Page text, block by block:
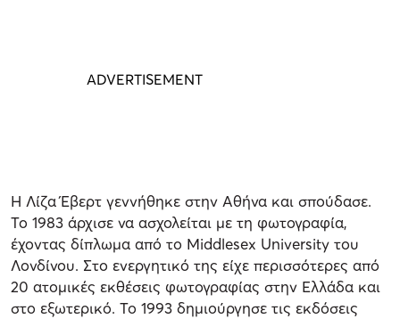
Η Λίζα Έβερτ γεννήθηκε στην Αθήνα και σπούδασε.
Το 1983 άρχισε να ασχολείται με τη φωτογραφία,
έχοντας δίπλωμα από το Middlesex University του
Λονδίνου. Στο ενεργητικό της είχε περισσότερες από
20 ατομικές εκθέσεις φωτογραφίας στην Ελλάδα και
στο εξωτερικό. Το 1993 δημιούργησε τις εκδόσεις